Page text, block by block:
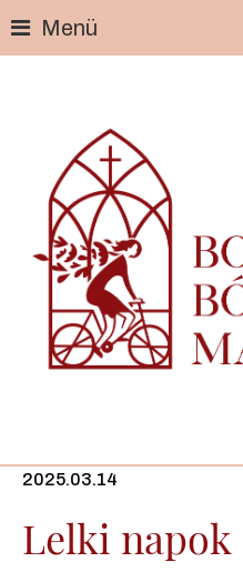
Menü
2025.03.14
Lelki napok